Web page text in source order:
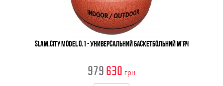
Slam.City MODEL 0.1 - Универсальний Баскетбольний М’яч
979630 грн